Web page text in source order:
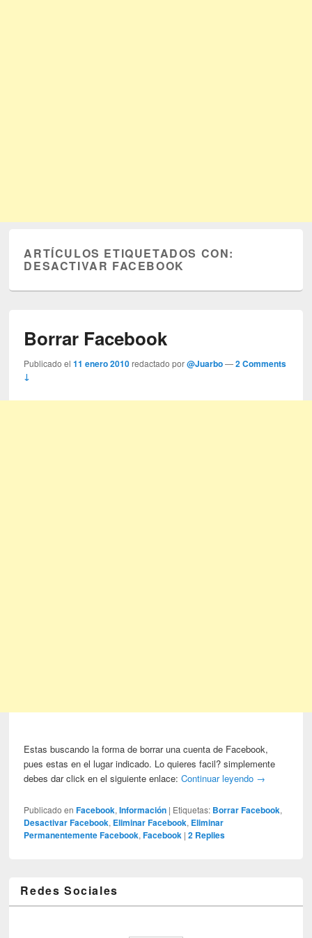
ARTÍCULOS ETIQUETADOS CON:
DESACTIVAR FACEBOOK
Borrar Facebook
Publicado el11 enero 2010 redactado por@Juarbo —2 Comments
↓
Estas buscando la forma de borrar una cuenta de Facebook,
pues estas en el lugar indicado. Lo quieres facil? simplemente
debes dar click en el siguiente enlace:Continuar leyendo →
Publicado en Facebook,Información | Etiquetas: Borrar Facebook,
Desactivar Facebook, Eliminar Facebook, Eliminar
Permanentemente Facebook,Facebook |2 Replies
Redes Sociales